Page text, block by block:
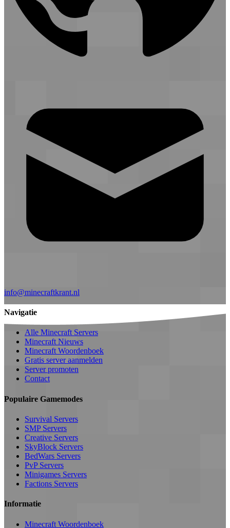
info@minecraftkrant.nl
Navigatie
Alle Minecraft Servers
Minecraft Nieuws
Minecraft Woordenboek
Gratis server aanmelden
Server promoten
Contact
Populaire Gamemodes
Survival Servers
SMP Servers
Creative Servers
SkyBlock Servers
BedWars Servers
PvP Servers
Minigames Servers
Factions Servers
Informatie
Minecraft Woordenboek